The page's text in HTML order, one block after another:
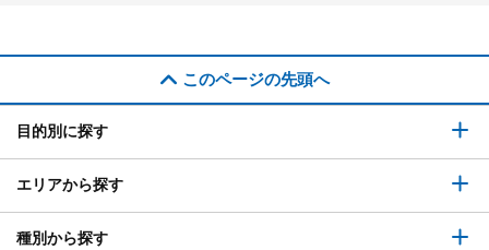
このページの先頭へ
目的別に探す
エリアから探す
種別から探す